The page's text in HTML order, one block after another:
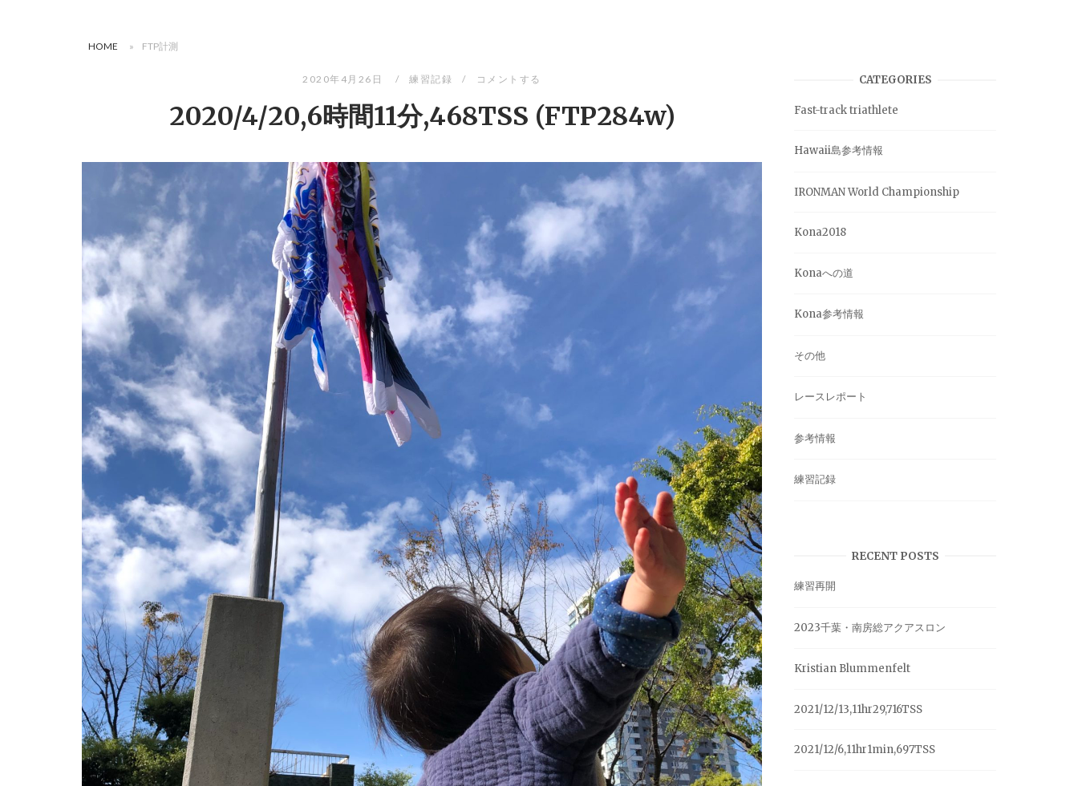
HOME » FTP計測
2020年4月26日 練習記録 コメントする
2020/4/20,6時間11分,468TSS (FTP284w)
CATEGORIES
Fast-track triathlete
Hawaii島参考情報
IRONMAN World Championship
Kona2018
Konaへの道
Kona参考情報
その他
レースレポート
参考情報
練習記録
RECENT POSTS
練習再開
2023千葉・南房総アクアスロン
Kristian Blummenfelt
2021/12/13,11hr29,716TSS
2021/12/6,11hr1min,697TSS